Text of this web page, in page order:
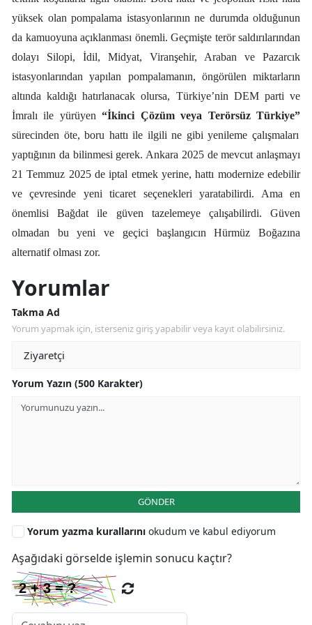
yüksek olan pompalama istasyonlarının ne durumda olduğunun
da kamuoyuna açıklanması önemli. Geçmişte terör saldırılarından
dolayı Silopi, İdil, Midyat, Viranşehir, Araban ve Pazarcık
istasyonlarından yapılan pompalamanın, öngörülen miktarların
altında kaldığı hatırlanacak olursa, Türkiye’nin DEM parti ve
İmralı ile yürüyen“İkinci Çözüm veya Terörsüz Türkiye”
sürecinden öte, boru hattı ile ilgili ne gibi yenileme çalışmaları
yaptığının da bilinmesi gerek. Ankara 2025 de mevcut anlaşmayı
21 Temmuz 2025 de iptal etmek yerine, hattı modernize edebilir
ve çevresinde yeni ticaret seçenekleri yaratabilirdi. Ama en
önemlisi Bağdat ile güven tazelemeye çalışabilirdi. Güven
olmadan bu yeni ve geçici başlangıcın Hürmüz Boğazına
alternatif olması zor.
Yorumlar
Takma Ad
Yorum yapmak için, isterseniz giriş yapabilir veya kayıt olabilirsiniz.
Yorum Yazın (500 Karakter)
GÖNDER
Yorum yazma kurallarını okudum ve kabul ediyorum
Aşağıdaki görselde işlemin sonucu kaçtır?